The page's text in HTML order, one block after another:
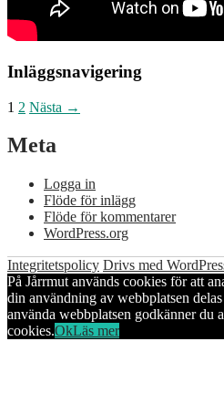
Inläggsnavigering
1 2 Nästa →
Meta
Logga in
Flöde för inlägg
Flöde för kommentarer
WordPress.org
Integritetspolicy Drivs med
På Jårrmut används cookies för att
din användning av webbplatsen
använda webbplatsen godkänner du
cookies.OkLäs mer